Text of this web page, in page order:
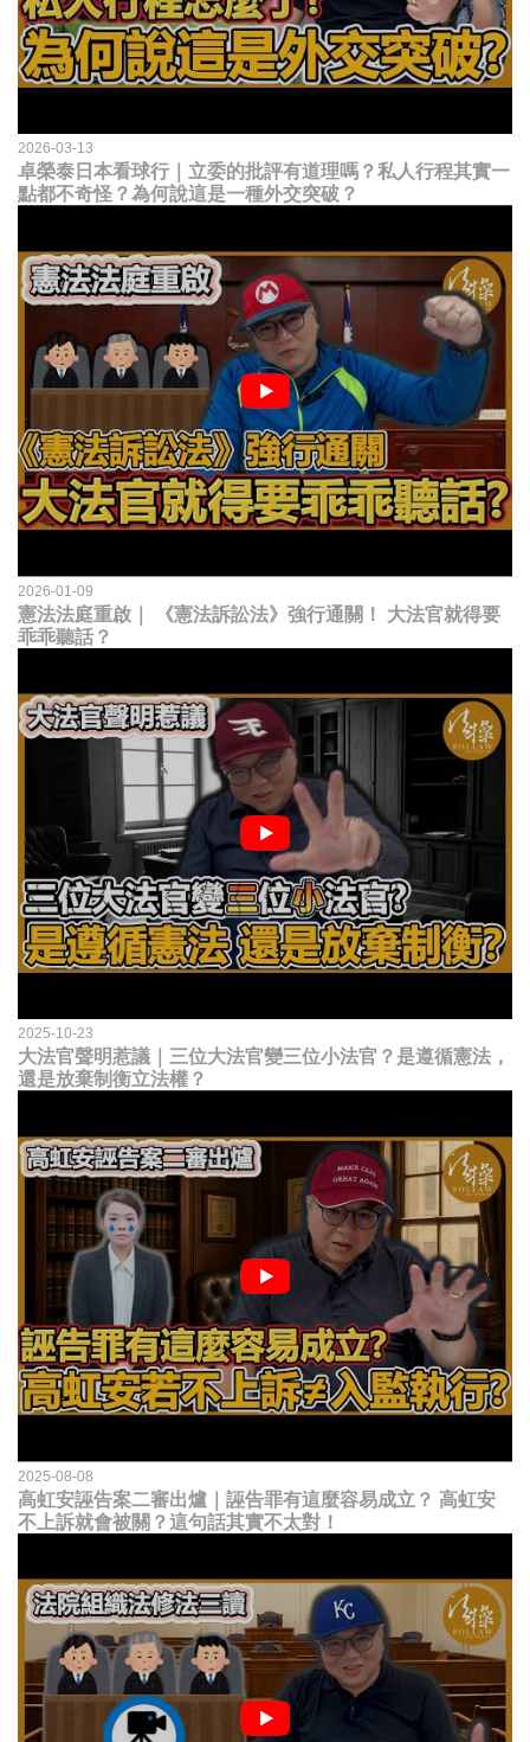
2026-03-13
卓榮泰日本看球行｜立委的批評有道理嗎？私人行程其實一
點都不奇怪？為何說這是一種外交突破？
2026-01-09
憲法法庭重啟｜ 《憲法訴訟法》強行通關！ 大法官就得要
乖乖聽話？
2025-10-23
大法官聲明惹議｜三位大法官變三位小法官？是遵循憲法，
還是放棄制衡立法權？
2025-08-08
高虹安誣告案二審出爐｜誣告罪有這麼容易成立？ 高虹安
不上訴就會被關？這句話其實不太對！